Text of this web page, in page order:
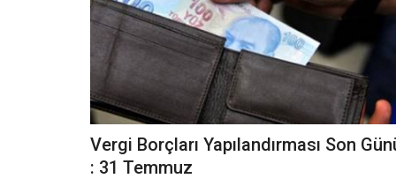
Vergi Borçları Yapılandırması Son
: 31 Temmuz